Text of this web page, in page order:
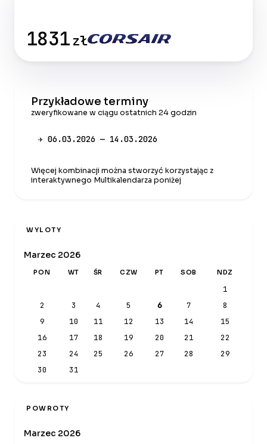
1831 zł
Przykładowe terminy
zweryfikowane w ciągu ostatnich 24 godzin
✈ 06.03.2026 — 14.03.2026
Więcej kombinacji można stworzyć korzystając z
interaktywnego Multikalendarza poniżej
WYLOTY
Marzec 2026
PON WT ŚR CZW PT SOB NDZ
1
2
3 4 5 6 7
8
9
10 11 12 13 14
15
16
17 18 19 20 21
22
23
24 25 26 27 28
29
30
31
POWROTY
Marzec 2026